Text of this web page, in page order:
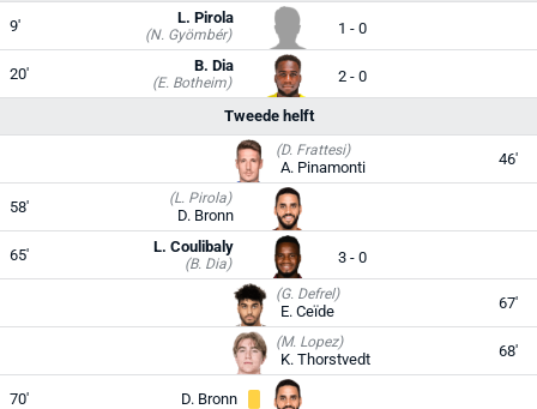
9' (N. Gyömbér)
L. Pirola
1 - 0
20' (E. Botheim)
B. Dia
2 - 0
Tweede helft
(D. Frattesi)
A. Pinamonti 46'
58' (L. Pirola)
D. Bronn
65' (B. Dia)
L. Coulibaly
3 - 0
(G. Defrel)
E. Ceïde 67'
(M. Lopez)
K. Thorstvedt 68'
70' D. Bronn